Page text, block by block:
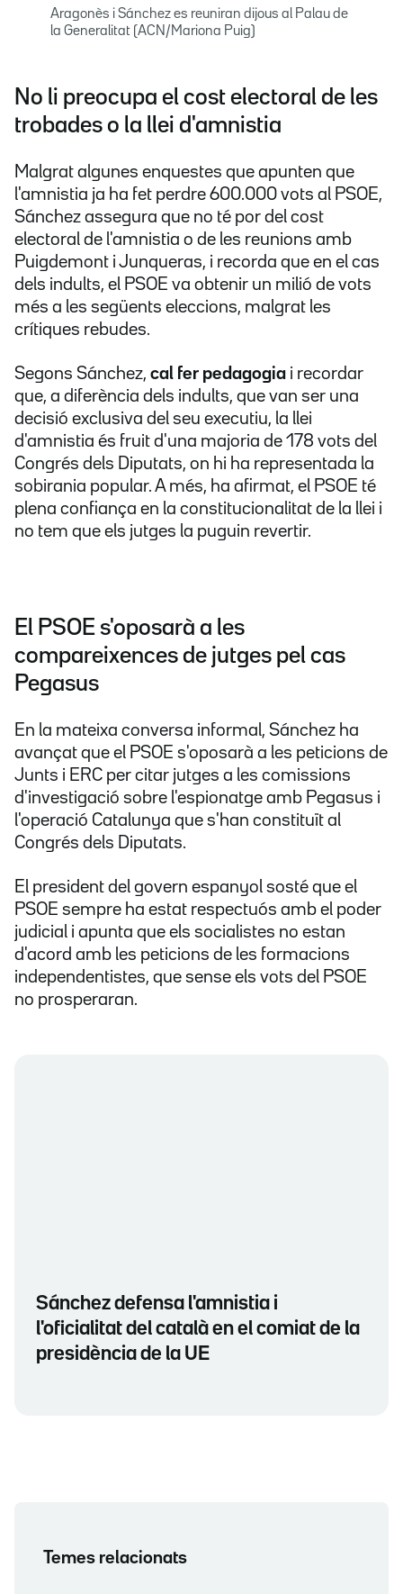
Aragonès i Sánchez es reuniran dijous al Palau de
la Generalitat (ACN/Mariona Puig)
No li preocupa el cost electoral de les
trobades o la llei d'amnistia
Malgrat algunes enquestes que apunten que
l'amnistia ja ha fet perdre 600.000 vots al PSOE,
Sánchez assegura que no té por del cost
electoral de l'amnistia o de les reunions amb
Puigdemont i Junqueras, i recorda que en el cas
dels indults, el PSOE va obtenir un milió de vots
més a les següents eleccions, malgrat les
crítiques rebudes.
Segons Sánchez, cal fer pedagogia i recordar
que, a diferència dels indults, que van ser una
decisió exclusiva del seu executiu, la llei
d'amnistia és fruit d'una majoria de 178 vots del
Congrés dels Diputats, on hi ha representada la
sobirania popular. A més, ha afirmat, el PSOE té
plena confiança en la constitucionalitat de la llei i
no tem que els jutges la puguin revertir.
El PSOE s'oposarà a les
compareixences de jutges pel cas
Pegasus
En la mateixa conversa informal, Sánchez ha
avançat que el PSOE s'oposarà a les peticions de
Junts i ERC per citar jutges a les comissions
d'investigació sobre l'espionatge amb Pegasus i
l'operació Catalunya que s'han constituït al
Congrés dels Diputats.
El president del govern espanyol sosté que el
PSOE sempre ha estat respectuós amb el poder
judicial i apunta que els socialistes no estan
d'acord amb les peticions de les formacions
independentistes, que sense els vots del PSOE
no prosperaran.
Sánchez defensa l'amnistia i
l'oficialitat del català en el comiat de la
presidència de la UE
Temes relacionats